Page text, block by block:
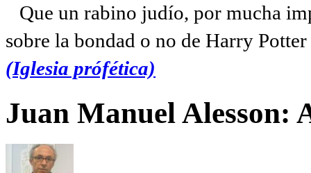
Que un rabino judío, por mucha
sobre la bondad o no de Harry
(Iglesia prófética)
Juan Manuel Alesson: